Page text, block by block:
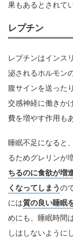
果もあるとされて
レプチン
レプチンはインス
泌されるホルモン
腹サインを送った
交感神経に働きか
費を増やす作用も
睡眠不足になると
るためグレリンが
ちるのに食欲が増
くなってしまうの
には質の良い睡眠
めにも、睡眠時間
しはしないように